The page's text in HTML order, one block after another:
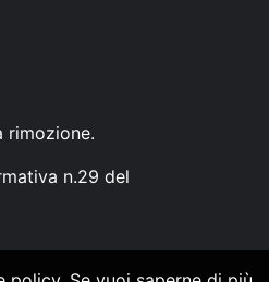
rimozione.
n.29 del